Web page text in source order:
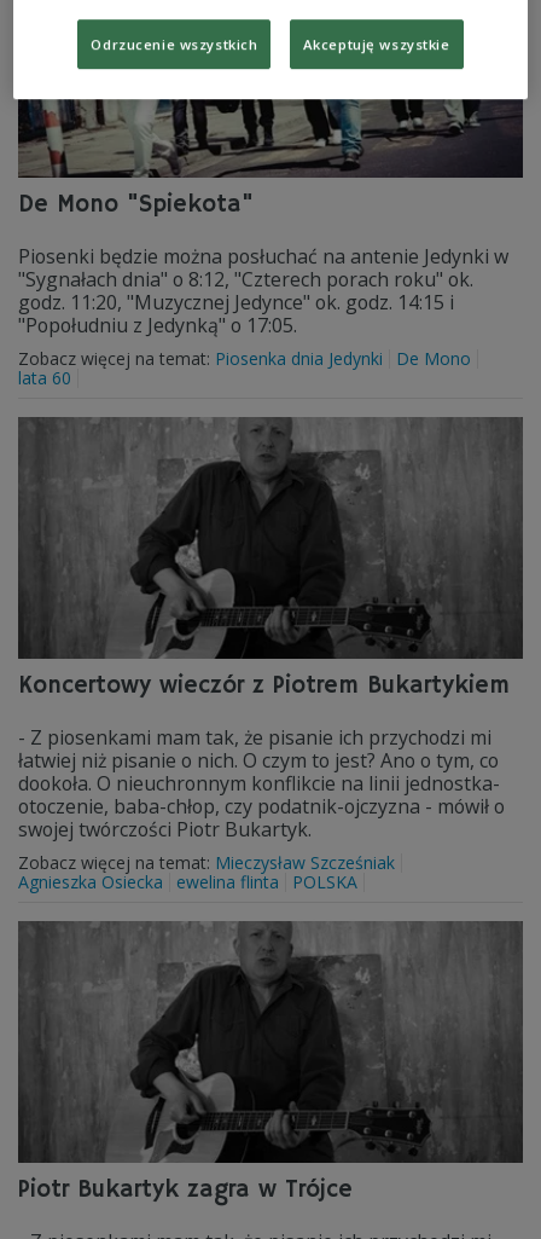
De Mono "Spiekota"
Piosenki będzie można posłuchać na antenie Jedynki w
"Sygnałach dnia" o 8:12, "Czterech porach roku" ok.
godz. 11:20, "Muzycznej Jedynce" ok. godz. 14:15 i
"Popołudniu z Jedynką" o 17:05.
Zobacz więcej na temat: Piosenka dnia Jedynki
De Mono
lata 60
Koncertowy wieczór z Piotrem Bukartykiem
- Z piosenkami mam tak, że pisanie ich przychodzi mi
łatwiej niż pisanie o nich. O czym to jest? Ano o tym, co
dookoła. O nieuchronnym konflikcie na linii jednostka-
otoczenie, baba-chłop, czy podatnik-ojczyzna - mówił o
swojej twórczości Piotr Bukartyk.
Zobacz więcej na temat: Mieczysław Szcześniak
Agnieszka Osiecka
ewelina flinta POLSKA
Piotr Bukartyk zagra w Trójce
Odrzucenie wszystkich Akceptuję wszystkie